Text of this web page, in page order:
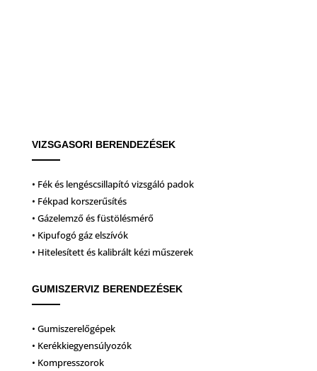
VIZSGASORI BERENDEZÉSEK
• Fék és lengéscsillapító vizsgáló padok
• Fékpad korszerűsítés
• Gázelemző és füstölésmérő
• Kipufogó gáz elszívók
• Hitelesített és kalibrált kézi műszerek
GUMISZERVIZ BERENDEZÉSEK
• Gumiszerelőgépek
• Kerékkiegyensúlyozók
• Kompresszorok